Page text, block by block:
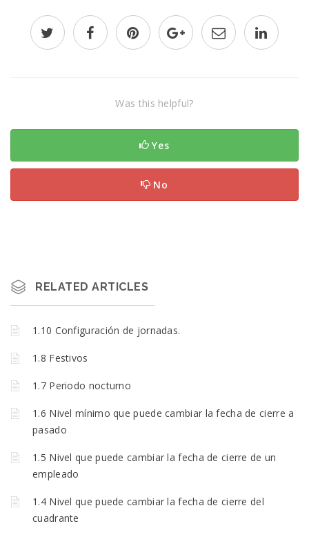
Was this helpful?
Yes
No
RELATED ARTICLES
1.10 Configuración de jornadas.
1.8 Festivos
1.7 Periodo nocturno
1.6 Nivel mínimo que puede cambiar la fecha de cierre a
pasado
1.5 Nivel que puede cambiar la fecha de cierre de un
empleado
1.4 Nivel que puede cambiar la fecha de cierre del
cuadrante